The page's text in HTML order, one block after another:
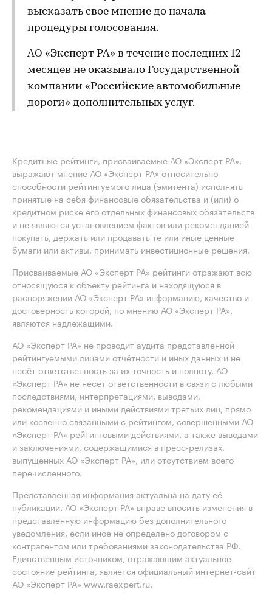
высказать свое мнение до начала
процедуры голосования.
АО «Эксперт РА» в течение последних 12
месяцев не оказывало Государственной
компании «Российские автомобильные
дороги» дополнительных услуг.
Кредитные рейтинги, присваиваемые АО «Эксперт РА»,
выражают мнение АО «Эксперт РА» относительно
способности рейтингуемого лица (эмитента) исполнять
принятые на себя финансовые обязательства и (или) о
кредитном риске его отдельных финансовых обязательств
и не являются установлением фактов или рекомендацией
покупать, держать или продавать те или иные ценные
бумаги или активы, принимать инвестиционные решения.
Присваиваемые АО «Эксперт РА» рейтинги отражают всю
относящуюся к объекту рейтинга и находящуюся в
распоряжении АО «Эксперт РА» информацию, качество и
достоверность которой, по мнению АО «Эксперт РА»,
являются надлежащими.
АО «Эксперт РА» не проводит аудита представленной
рейтингуемыми лицами отчётности и иных данных и не
несёт ответственность за их точность и полноту. АО
«Эксперт РА» не несет ответственности в связи с любыми
последствиями, интерпретациями, выводами,
рекомендациями и иными действиями третьих лиц, прямо
или косвенно связанными с рейтингом, совершенными АО
«Эксперт РА» рейтинговыми действиями, а также выводами
и заключениями, содержащимися в пресс-релизах,
выпущенных АО «Эксперт РА», или отсутствием всего
перечисленного.
Представленная информация актуальна на дату её
публикации. АО «Эксперт РА» вправе вносить изменения в
представленную информацию без дополнительного
уведомления, если иное не определено договором с
контрагентом или требованиями законодательства РФ.
Единственным источником, отражающим актуальное
состояние рейтинга, является официальный интернет-сайт
АО «Эксперт РА» www.raexpert.ru.